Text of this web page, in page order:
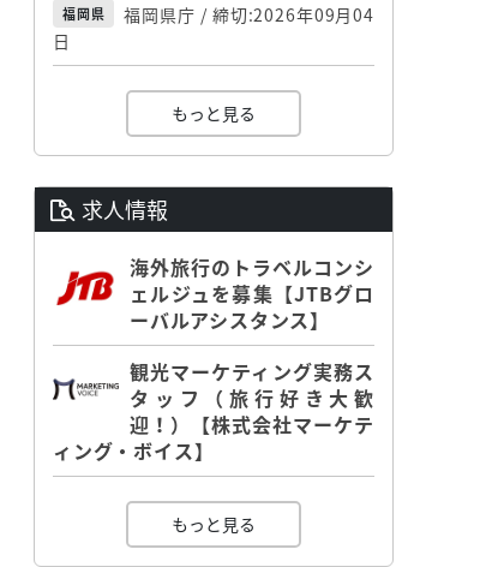
福岡県
福岡県庁 / 締切:2026年09月04
日
もっと見る
求人情報
海外旅行のトラベルコンシ
ェルジュを募集【JTBグロ
ーバルアシスタンス】
観光マーケティング実務ス
タッフ（旅行好き大歓
迎！）【株式会社マーケテ
ィング・ボイス】
もっと見る